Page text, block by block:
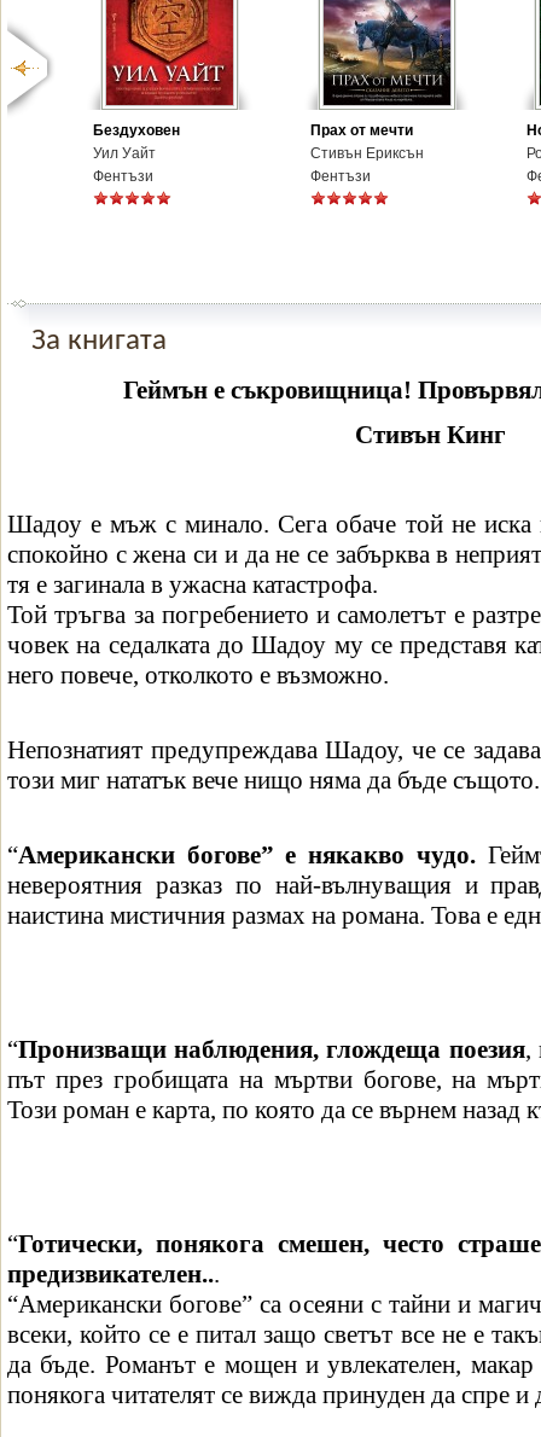
Бездуховен
Уил Уайт
Фентъзи
Прах от мечти
Стивън Ериксън
Фентъзи
За книгата
Геймън е съкровищница!
Стивън Кинг
Шадоу е мъж с минало. Сега обаче той не
спокойно с жена си и да не се забърква в
тя е загинала в ужасна катастрофа.
Той тръгва за погребението и самолетът е
човек на седалката до Шадоу му се представя
него повече, отколкото е възможно.
Непознатият предупреждава Шадоу, че се
този миг нататък вече нищо няма да бъде
“Американски богове” е някакво чудо.
невероятния разказ по най-вълнуващия и
наистина мистичния размах на романа. Това е
“Пронизващи наблюдения, глождеща поезия,
път през гробищата на мъртви богове, на
Този роман е карта, по която да се върнем назад
“Готически, понякога смешен, често
предизвикателен...
“Американски богове” са осеяни с тайни и
всеки, който се е питал защо светът все не е
да бъде. Романът е мощен и увлекателен, макар
понякога читателят се вижда принуден да спре и